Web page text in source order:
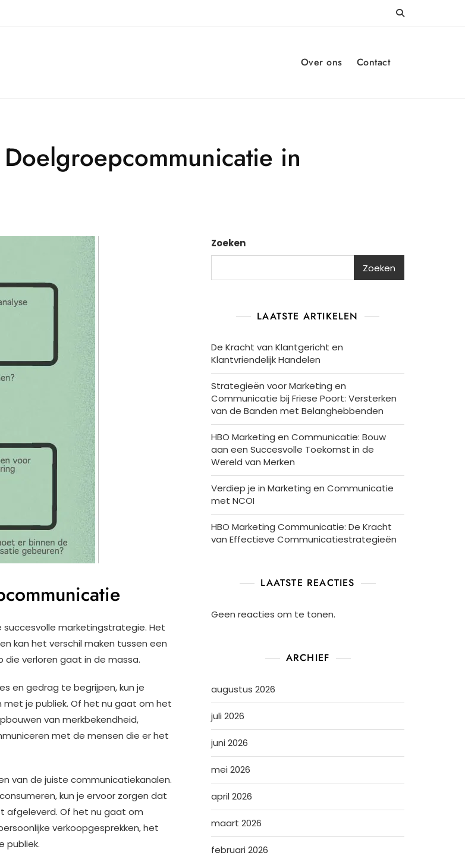
Over ons Contact
in
marketingstrategie. Het
kan het verschil maken tussen een
verloren gaat in de massa.
en gedrag te begrijpen, kun je
je publiek. Of het nu gaat om het
van merkbekendheid,
met de mensen die er het
van de juiste communicatiekanalen.
kun je ervoor zorgen dat
afgeleverd. Of het nu gaat om
verkoopgesprekken, het
publiek.
Zoeken
Zoeken
LAATSTE ARTIKELEN
De Kracht van Klantgericht en
Klantvriendelijk Handelen
Strategieën voor Marketing en
Communicatie bij Friese Poort: Versterken
van de Banden met Belanghebbenden
HBO Marketing en Communicatie: Bouw
aan een Succesvolle Toekomst in de
Wereld van Merken
Verdiep je in Marketing en Communicatie
met NCOI
HBO Marketing Communicatie: De Kracht
van Effectieve Communicatiestrategieën
LAATSTE REACTIES
Geen reacties om te tonen.
ARCHIEF
augustus 2026
juli 2026
juni 2026
mei 2026
april 2026
maart 2026
februari 2026